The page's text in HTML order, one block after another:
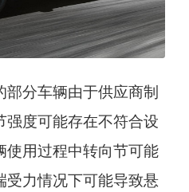
分车辆由于供应商制
强度可能存在不符合设
使用过程中转向节可能
受力情况下可能导致悬